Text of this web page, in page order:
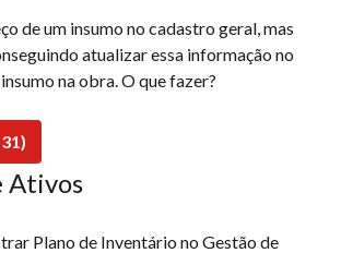
de um insumo no cadastro geral, mas
atualizar essa informação no
na obra. O que fazer?
Ativos
Plano de Inventário no Gestão de